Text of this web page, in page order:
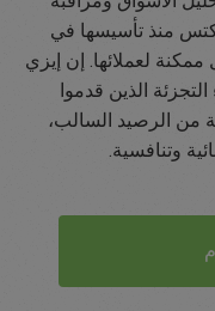
منذ تأسيسها في
ممكنة لعملائها. إن إيزي
الذين قدموا
من الرصيد السالب،
وتنافسية.